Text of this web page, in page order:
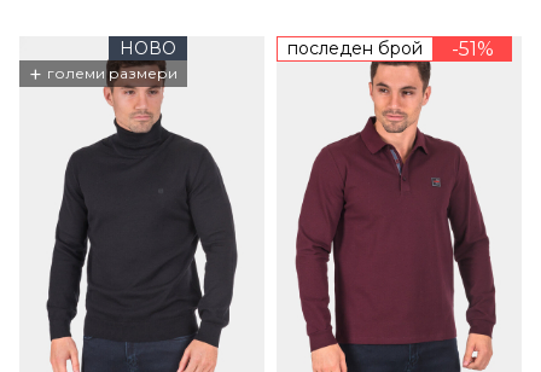
НОВО
+ големи размери
последен брой -51%